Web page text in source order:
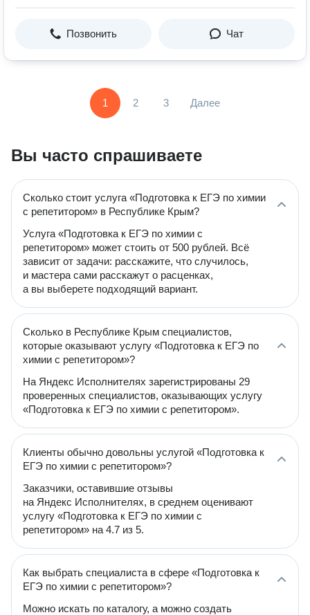
Позвонить Чат
1 2 3 Далее
Вы часто спрашиваете
Сколько стоит услуга «Подготовка к ЕГЭ по химии
с репетитором» в Республике Крым?
Услуга «Подготовка к ЕГЭ по химии с
репетитором» может стоить от 500 рублей. Всё
зависит от задачи: расскажите, что случилось,
и мастера сами расскажут о расценках,
а вы выберете подходящий вариант.
Сколько в Республике Крым специалистов,
которые оказывают услугу «Подготовка к ЕГЭ по
химии с репетитором»?
На Яндекс Исполнителях зарегистрированы 29
проверенных специалистов, оказывающих услугу
«Подготовка к ЕГЭ по химии с репетитором».
Клиенты обычно довольны услугой «Подготовка к
ЕГЭ по химии с репетитором»?
Заказчики, оставившие отзывы
на Яндекс Исполнителях, в среднем оценивают
услугу «Подготовка к ЕГЭ по химии с
репетитором» на 4.7 из 5.
Как выбрать специалиста в сфере «Подготовка к
ЕГЭ по химии с репетитором»?
Можно искать по каталогу, а можно создать